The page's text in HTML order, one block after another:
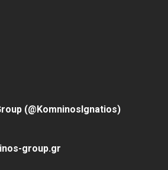
(@KomninosIgnatios)
group.gr